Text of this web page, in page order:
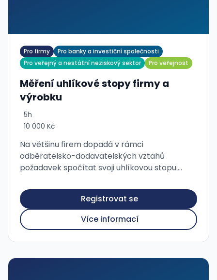
Pro firmy
Pro banky a investiční společnosti
Pro veřejný a nestátní neziskový sektor
Pro veřejnost
Měření uhlíkové stopy firmy a
výrobku
5h
10 000 Kč
Na většinu firem dopadá v rámci
odběratelsko-dodavatelských vztahů
požadavek spočítat svoji uhlíkovou stopu.
bankami při žádosti o úvěr. Přestože povinnost
zveřejňovat své nefinanční údaje …
Registrovat se
Více informací